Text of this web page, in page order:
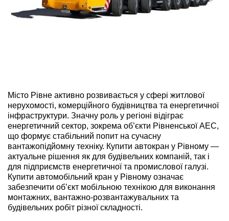
Місто Рівне активно розвивається у сфері житлової
нерухомості, комерційного будівництва та енергетичної
інфраструктури. Значну роль у регіоні відіграє
енергетичний сектор, зокрема об’єкти Рівненської АЕС,
що формує стабільний попит на сучасну
вантажопідйомну техніку. Купити автокран у Рівному —
актуальне рішення як для будівельних компаній, так і
для підприємств енергетичної та промислової галузі.
Купити автомобільний кран у Рівному означає
забезпечити об’єкт мобільною технікою для виконання
монтажних, вантажно-розвантажувальних та
будівельних робіт різної складності.